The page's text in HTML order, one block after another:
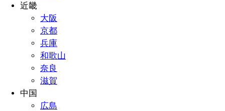
近畿
大阪
京都
兵庫
和歌山
奈良
滋賀
中国
広島